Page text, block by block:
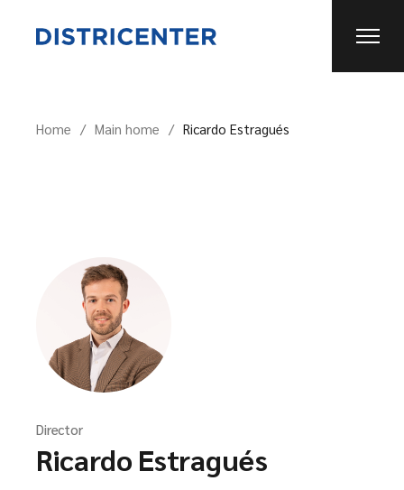
Home Main home Ricardo Estragués
Director
Ricardo Estragués